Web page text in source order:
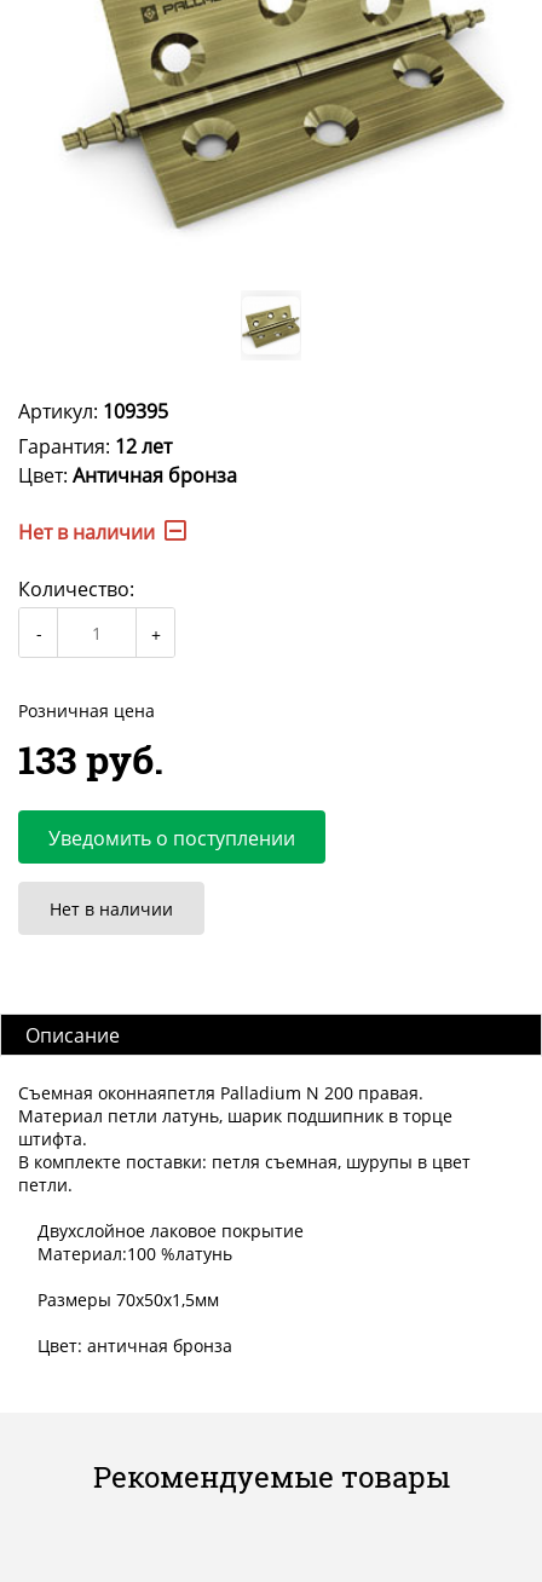
Артикул: 109395
Гарантия: 12 лет
Цвет: Античная бронза
Нет в наличии
Количество:
Розничная цена
133 руб.
Уведомить о поступлении
Нет в наличии
Описание
Съемная оконнаяпетля Palladium N 200 правая.
Материал петли латунь, шарик подшипник в торце
штифта.
В комплекте поставки: петля съемная, шурупы в цвет
петли.
Двухслойное лаковое покрытие
Материал:100 %латунь
Размеры 70х50х1,5мм
Цвет: античная бронза
Рекомендуемые товары